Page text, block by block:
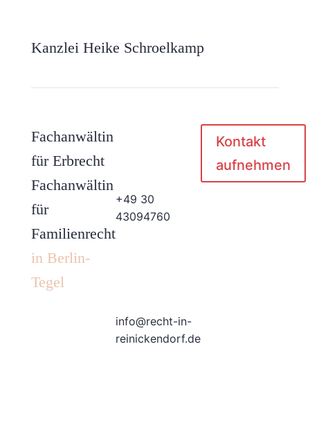
Kanzlei Heike Schroelkamp
Fachanwältin
für Erbrecht
Fachanwältin
für
Familienrecht
in Berlin-
Tegel
+49 30
43094760
info@recht-in-
reinickendorf.de
Kontakt
aufnehmen